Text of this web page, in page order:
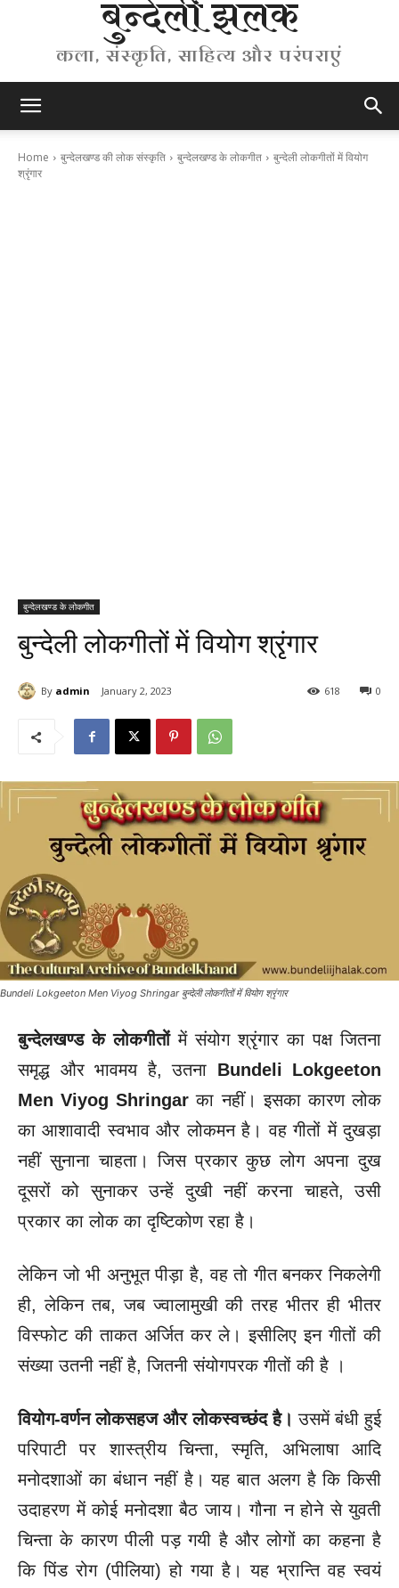
बुन्देली झलक
कला, संस्कृति, साहित्य और परंपराएं
Home बुन्देलखण्ड की लोक संस्कृति बुन्देलखण्ड के लोकगीत
बुन्देली लोकगीतों में वियोग
श्रृंगार
बुन्देलखण्ड के लोकगीत
बुन्देली लोकगीतों में वियोग श्रृंगार
By admin January 2, 2023 0
618
Bundeli Lokgeeton Men Viyog Shringar बुन्देली लोकगीतों में वियोग श्रृंगार
बुन्देलखण्ड के लोकगीतोंमें संयोग श्रृंगार का पक्ष जितना
समृद्ध और भावमय है, उतना Bundeli Lokgeeton
Men Viyog Shringar का नहीं। इसका कारण लोक
का आशावादी स्वभाव और लोकमन है। वह गीतों में दुखड़ा
नहीं सुनाना चाहता। जिस प्रकार कुछ लोग अपना दुख
दूसरों को सुनाकर उन्हें दुखी नहीं करना चाहते, उसी
प्रकार का लोक का दृष्टिकोण रहा है।
लेकिन जो भी अनुभूत पीड़ा है, वह तो गीत बनकर निकलेगी
ही, लेकिन तब, जब ज्वालामुखी की तरह भीतर ही भीतर
विस्फोट की ताकत अर्जित कर ले। इसीलिए इन गीतों की
संख्या उतनी नहीं है, जितनी संयोगपरक गीतों की है ।
वियोग-वर्णन लोकसहज और लोकस्वच्छंद है। उसमें बंधी हुई
परिपाटी पर शास्त्रीय चिन्ता, स्मृति, अभिलाषा आदि
मनोदशाओं का बंधान नहीं है। यह बात अलग है कि किसी
उदाहरण में कोई मनोदशा बैठ जाय। गौना न होने से युवती
चिन्ता के कारण पीली पड़ गयी है और लोगों का कहना है
कि पिंड रोग (पीलिया) हो गया है। यह भ्रान्ति वह स्वयं